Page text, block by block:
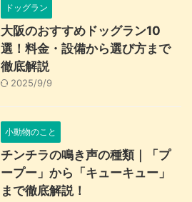
ドッグラン
大阪のおすすめドッグラン10
選！料金・設備から選び方まで
徹底解説
2025/9/9
小動物のこと
チンチラの鳴き声の種類｜「プ
ープー」から「キューキュー」
まで徹底解説！